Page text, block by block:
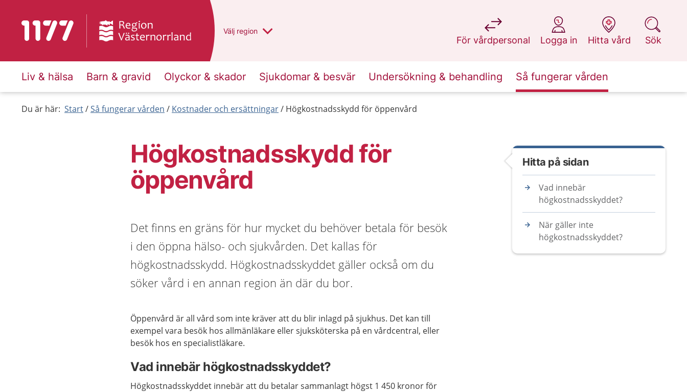
Till startsidan för 1177 Du har valt region
Välj en annan
region
För vårdpersonal
på 1177.se
Logga in
på 1177.se
Hitta vård
på 1177.se
Sök
på 1177.se
Liv & hälsa Barn & gravid Olyckor & skador Sjukdomar & besvär Undersökning & behandling Så fungerar vården
Du är här: Start Så fungerar vården Kostnader och ersättningar Högkostnadsskydd för öppenvård
Högkostnadsskydd för
öppenvård
Det finns en gräns för hur mycket du behöver betala för besök
i den öppna hälso- och sjukvården. Det kallas för
högkostnadsskydd. Högkostnadsskyddet gäller också om du
söker vård i en annan region än där du bor.
Öppenvård är all vård som inte kräver att du blir inlagd på sjukhus. Det kan till
exempel vara besök hos allmänläkare eller sjuksköterska på en vårdcentral, eller
besök hos en specialistläkare.
Vad innebär högkostnadsskyddet?
Högkostnadsskyddet innebär att du betalar sammanlagt högst 1 450 kronor för
Hitta på sidan
Vad innebär
högkostnadsskyddet?
När gäller inte
högkostnadsskyddet?